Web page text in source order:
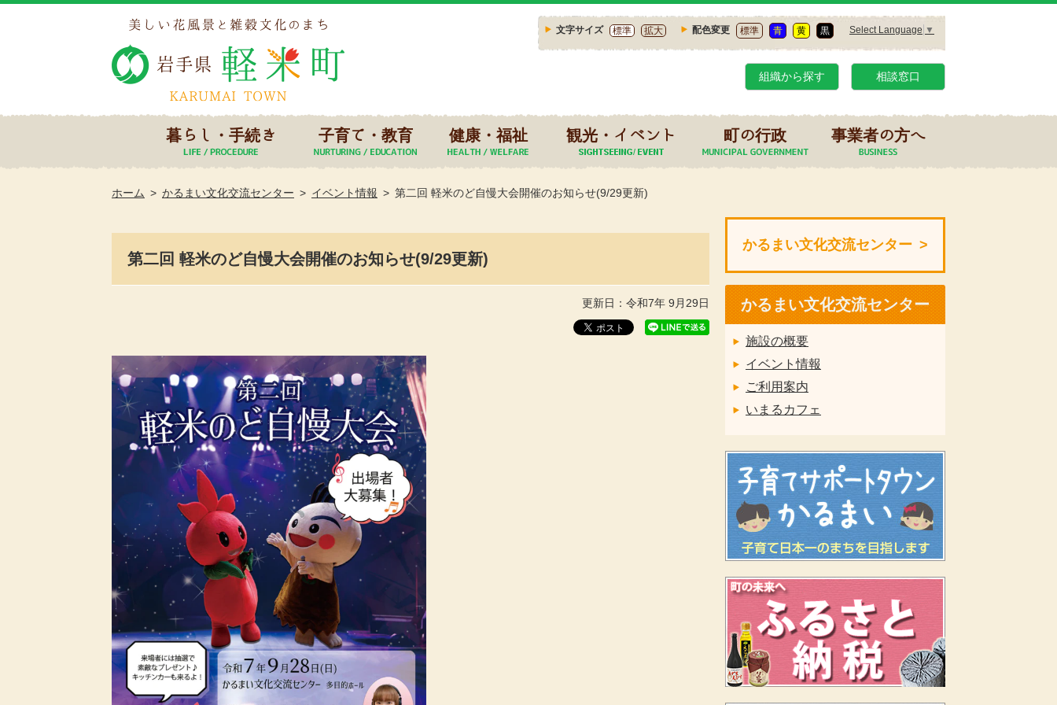
文字サイズ 標準 拡大 配色変更 標準 青 黄 黒 Select Language ▼
組織から探す 相談窓口
暮らし・手続き 子育て・教育 健康・福祉 観光・イベント 町の行政 事業者の方へ
ホーム かるまい文化交流センター イベント情報 第二回 軽米のど自慢大会開催のお知らせ(9/29更新)
第二回 軽米のど自慢大会開催のお知らせ(9/29更新)
更新日：令和7年 9月29日
かるまい文化交流センター
かるまい文化交流センター
施設の概要
イベント情報
ご利用案内
いまるカフェ